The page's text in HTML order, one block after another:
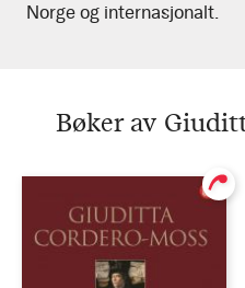
Norge og internasjonalt.
Bøker av